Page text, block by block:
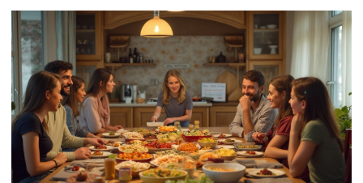
альтернатив. Кроме того, обсудим, как правильно
сочетать белки с другими питательными
веществами для максимальной пользы. Узнайте,
почему белок это неотъемлемая часть здорового
образа жизни.